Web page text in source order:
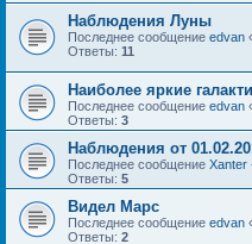
Наблюдения Луны
Последнее сообщение edvan
Ответы: 11
Наиболее яркие
Последнее сообщение edvan
Ответы: 3
Наблюдения от
Последнее сообщение Xanter
Ответы: 5
Видел Марс
Последнее сообщение edvan
Ответы: 2